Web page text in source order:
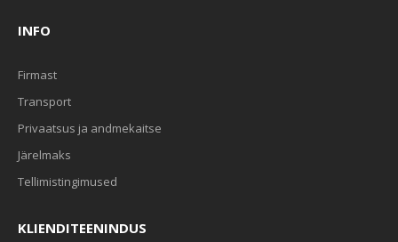
INFO
Firmast
Transport
Privaatsus ja andmekaitse
Järelmaks
Tellimistingimused
KLIENDITEENINDUS